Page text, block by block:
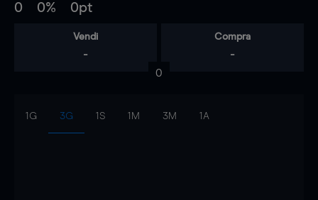
0 0% 0pt
Vendi
-
Compra
-
0
1G 3G 1S 1M 3M 1A